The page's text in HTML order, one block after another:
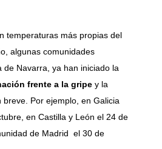
temperaturas más propias del
algunas comunidades
de Navarra, ya han iniciado la
frente a la gripey la
Por ejemplo, en Galicia
en Castilla y León el 24 de
de Madrid el 30 de